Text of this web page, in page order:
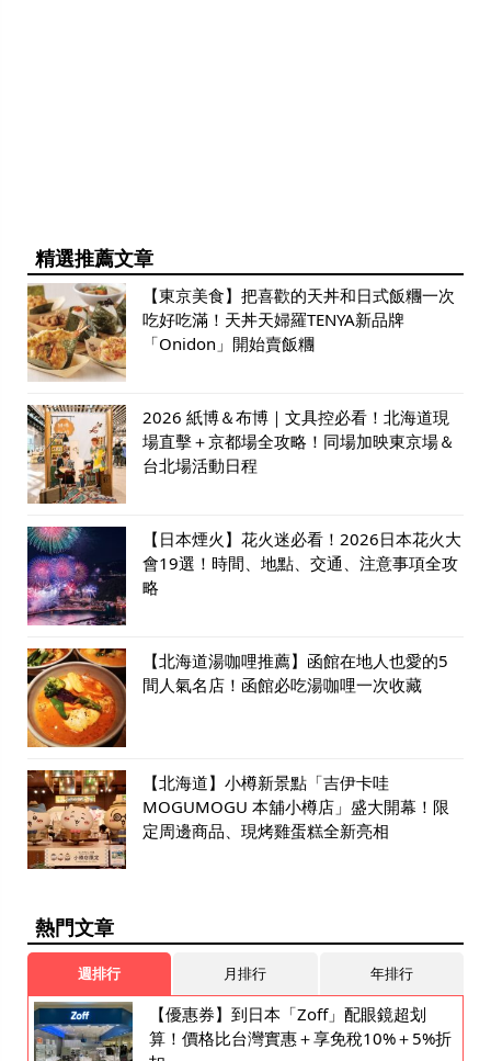
精選推薦文章
【東京美食】把喜歡的天丼和日式飯糰一次
吃好吃滿！天丼天婦羅TENYA新品牌
「Onidon」開始賣飯糰
2026 紙博＆布博｜文具控必看！北海道現
場直擊＋京都場全攻略！同場加映東京場＆
台北場活動日程
【日本煙火】花火迷必看！2026日本花火大
會19選！時間、地點、交通、注意事項全攻
略
【北海道湯咖哩推薦】函館在地人也愛的5
間人氣名店！函館必吃湯咖哩一次收藏
【北海道】小樽新景點「吉伊卡哇
MOGUMOGU 本舖小樽店」盛大開幕！限
定周邊商品、現烤雞蛋糕全新亮相
熱門文章
週排行 月排行 年排行
【優惠券】到日本「Zoff」配眼鏡超划
算！價格比台灣實惠＋享免稅10%＋5%折